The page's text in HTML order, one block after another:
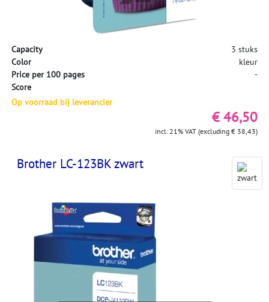
Capacity
3 stuks
Color
kleur
Price per 100 pages
-
Score
Op voorraad bij leverancier
€ 46,50
incl. 21% VAT (excluding € 38,43)
Brother LC-123BK zwart